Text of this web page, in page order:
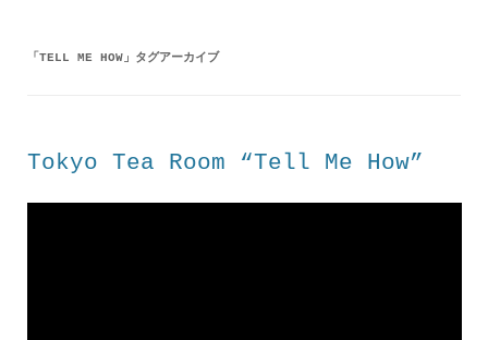
「 TELL ME HOW」タグアーカイブ
Tokyo Tea Room “Tell Me How”